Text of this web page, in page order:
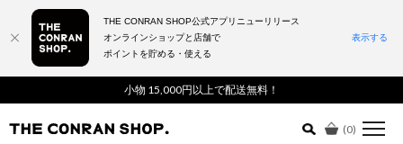
小物 15,000円以上で配送無料！
(0)
詳細検索はこちら
THE CONRAN SHOP公式アプリニューリリース
オンラインショップと店舗で
ポイントを貯める・使える
表示する